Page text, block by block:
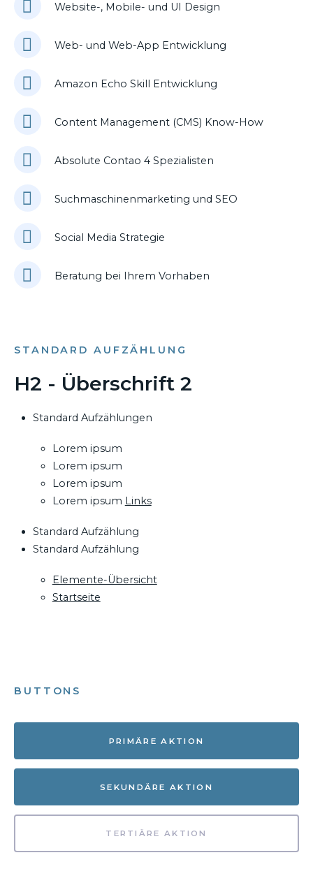
Website-, Mobile- und UI Design
Web- und Web-App Entwicklung
Amazon Echo Skill Entwicklung
Content Management (CMS) Know-How
Absolute Contao 4 Spezialisten
Suchmaschinenmarketing und SEO
Social Media Strategie
Beratung bei Ihrem Vorhaben
STANDARD AUFZÄHLUNG
H2 - Überschrift 2
Standard Aufzählungen
Lorem ipsum
Lorem ipsum
Lorem ipsum
Lorem ipsum Links
Standard Aufzählung
Standard Aufzählung
Elemente-Übersicht
Startseite
BUTTONS
PRIMÄRE AKTION
SEKUNDÄRE AKTION
TERTIÄRE AKTION